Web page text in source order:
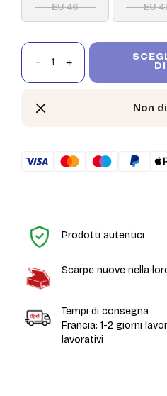
EU 46 EU
Non
Prodotti autentici
Scarpe nuove nella
Tempi di consegna
Francia: 1-2 giorni
lavorativi